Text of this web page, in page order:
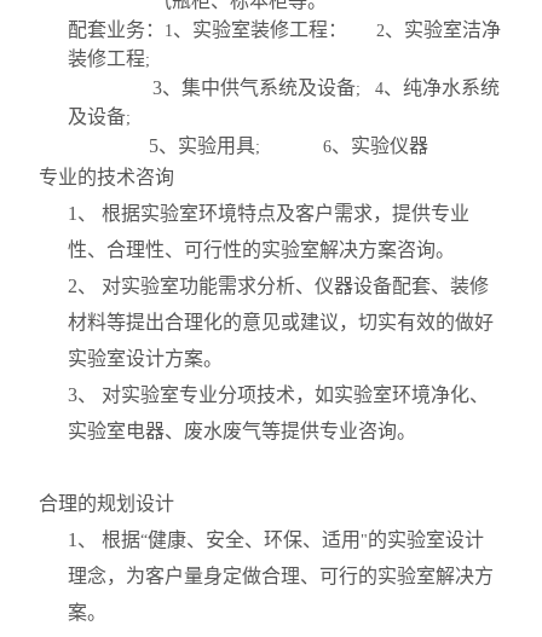
配套业务：
1、实验室装修工程： 2、实验室洁净
装修工程;
3、集中供气系统及设备; 4、纯净水系统
及设备;
5、实验用具; 6、实验仪器
专业的技术咨询
1 、 根据实验室环境特点及客户需求，提供专业
性、合理性、可行性的实验室解决方案咨询。
2、 对实验室功能需求分析、仪器设备配套、装修
材料等提出合理化的意见或建议，切实有效的做好
实验室设计方案。
3、 对实验室专业分项技术，如实验室环境净化、
实验室电器、废水废气等提供专业咨询。
合理的规划设计
1 、 根据“健康、安全、环保、适用 "的实验室设计
理念，为客户量身定做合理、可行的实验室解决方
案。